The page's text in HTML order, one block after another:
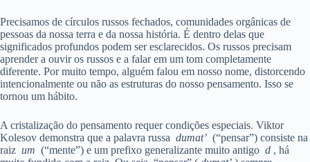
Precisamos de círculos russos fechados, comunidades orgânicas de
pessoas da nossa terra e da nossa história. É dentro delas que
significados profundos podem ser esclarecidos. Os russos precisam
aprender a ouvir os russos e a falar em um tom completamente
diferente. Por muito tempo, alguém falou em nosso nome, distorcendo
intencionalmente ou não as estruturas do nosso pensamento. Isso se
tornou um hábito.
A cristalização do pensamento requer condições especiais. Viktor
Kolesov demonstra que a palavra russa dumat’ (“pensar”) consiste na
raiz um (“mente”) e um prefixo generalizante muito antigo d , há